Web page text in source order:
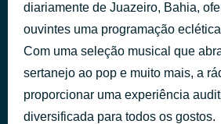
diariamente de Juazeiro, Bahia,
ouvintes uma programação
Com uma seleção musical que
sertanejo ao pop e muito mais, a
proporcionar uma experiência
diversificada para todos os gostos.